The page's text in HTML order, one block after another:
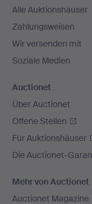
Alle Auktionshäuser
Zahlungsweisen
Wir versenden mit
Soziale Medien
Auctionet
Über Auctionet
Offene Stellen
Für Auktionshäuser
Die Auctionet-
Mehr von Auctionet
Auctionet Magazine